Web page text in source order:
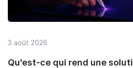
3 août 2026
Qu'est-ce qui rend une